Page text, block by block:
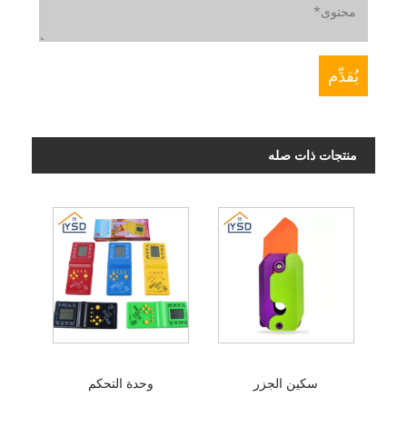
منتجات ذات صله
وحدة التحكم سكين الجزر